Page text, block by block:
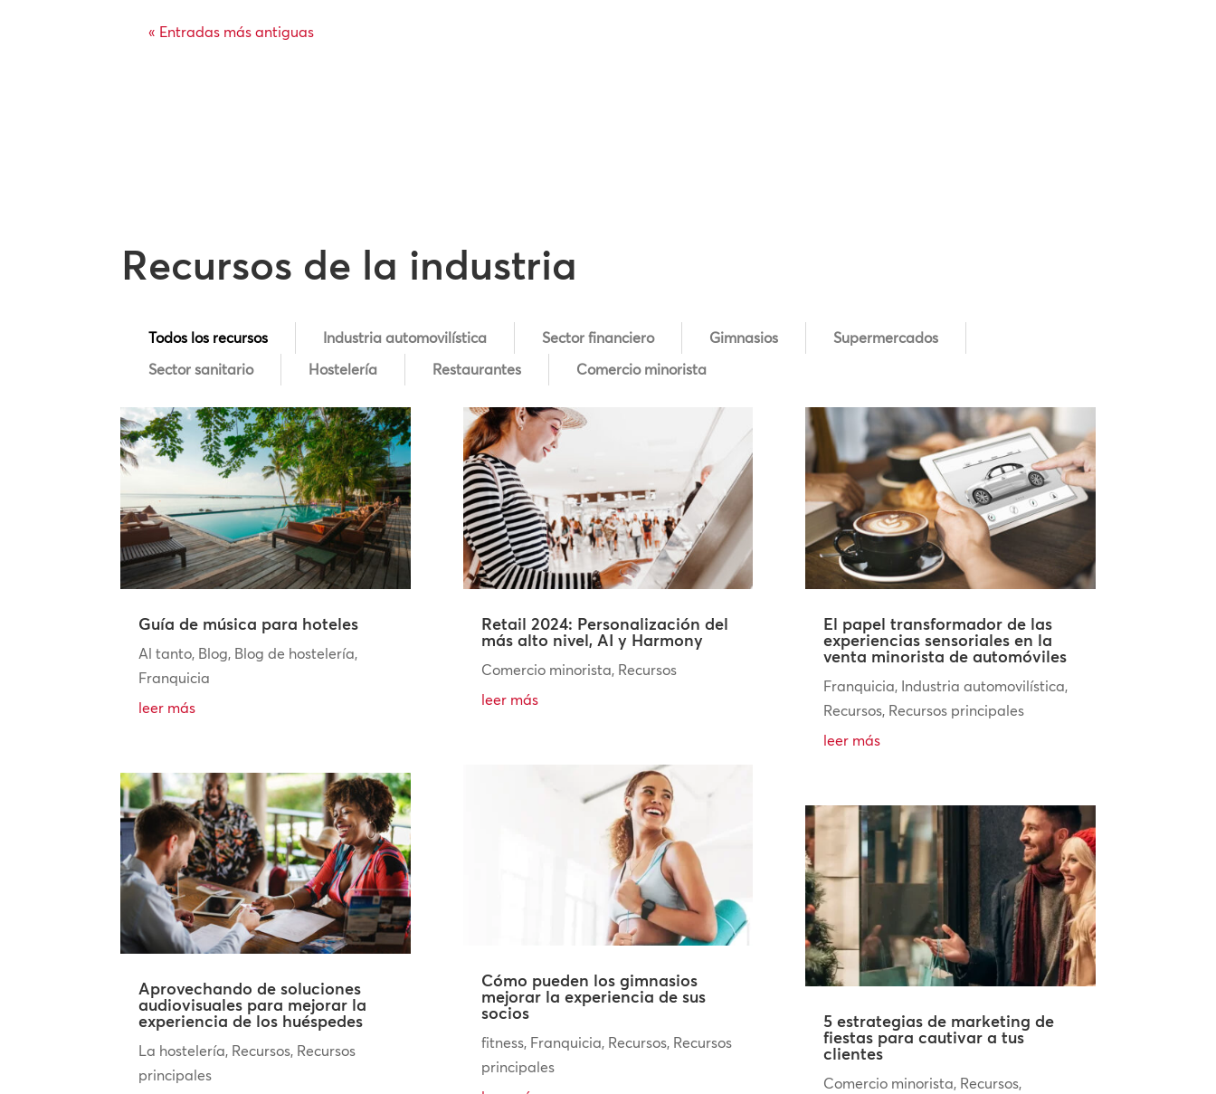
« Entradas más antiguas
Recursos de la industria
Todos los recursos Industria automovilística Sector financiero Gimnasios
Supermercados
Sector sanitario
Hostelería Restaurantes Comercio minorista
Guía de música para hoteles
Al tanto, Blog, Blog de hostelería,
Franquicia
leer más
Aprovechando de soluciones
audiovisuales para mejorar la
experiencia de los huéspedes
La hostelería, Recursos, Recursos
principales
Retail 2024: Personalización del
más alto nivel, AI y Harmony
Comercio minorista, Recursos
leer más
Cómo pueden los gimnasios
mejorar la experiencia de sus
socios
fitness, Franquicia, Recursos, Recursos
principales
El papel transformador de las
experiencias sensoriales en la
venta minorista de automóviles
Franquicia, Industria automovilística,
Recursos, Recursos principales
leer más
5 estrategias de marketing de
fiestas para cautivar a tus
clientes
Comercio minorista, Recursos,